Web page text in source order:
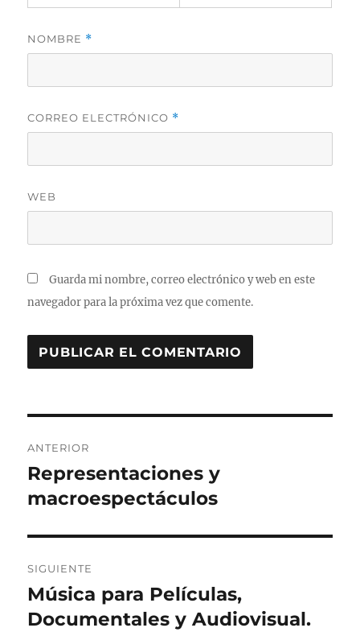
NOMBRE *
CORREO ELECTRÓNICO *
WEB
Guarda mi nombre, correo electrónico y web en este
navegador para la próxima vez que comente.
de
entradas
ANTERIOR
Entrada
anterior:
Representaciones y
macroespectáculos
SIGUIENTE
Entrada
siguiente:
Música para Películas,
Documentales y Audiovisual.